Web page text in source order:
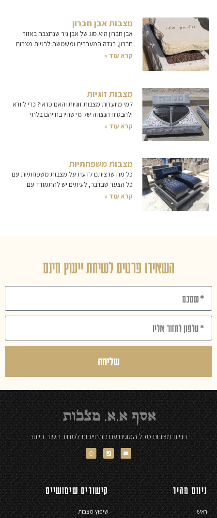
מצבות אבן חברון
אבן חברון היא סוג של אבן גיר שנחצבה באזור
חברון, בגדה המערבית ומשמשת לבניית מצבות
קרא עוד »
מצבות זוגיות
למי מיועדות מצבות זוגיות והאם כדאי? כדי לוודא
ולהבטיח הנצחה של מי שהיו בחייהם בלתי
קרא עוד »
מצבות משפחתיות
כל מה שרציתם לדעת על מצבות משפחתיות עם
כל הצער שבדבר, לעיתים יש להתמודד עם
קרא עוד »
השאירו פרטים לשיחת ייעוץ חינם
שליחה
בניית מצבות מכל הסוגים עם התחייבות למחיר הטוב ביותר
ניווט מהיר
ראשי
קישורים שימושיים
שיפוץ מצבות